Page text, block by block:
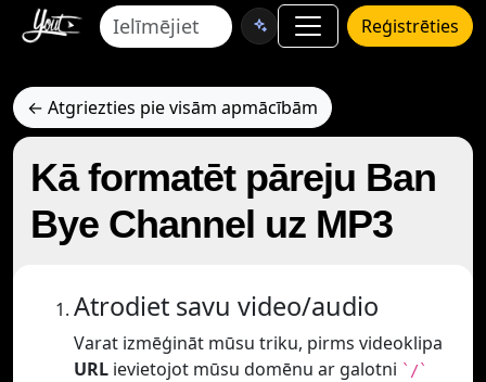
Reģistrēties
← Atgriezties pie visām apmācībām
Kā formatēt pāreju Ban
Bye Channel uz MP3
Atrodiet savu video/audio
Varat izmēģināt mūsu triku, pirms videoklipa
URL ievietojot mūsu domēnu ar galotni `/`